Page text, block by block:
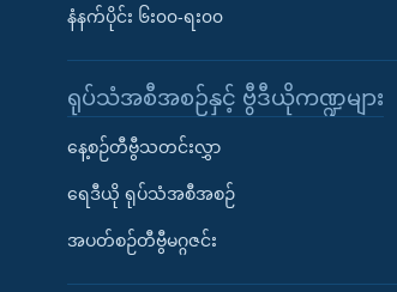
နံနက်ပိုင်း ၆း၀၀-ရး၀၀
ရုပ်သံအစီအစဉ်နှင့် ဗွီဒီယိုကဏ္ဍများ
နေ့စဉ်တီဗွီသတင်းလွှာ
ရေဒီယို ရုပ်သံအစီအစဉ်
အပတ်စဉ်တီဗွီမဂ္ဂဇင်း